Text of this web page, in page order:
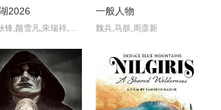
2026 一般人物
魏兵,马朕,周彦新